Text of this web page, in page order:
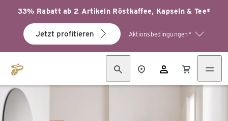
33% Rabatt ab 2 Artikeln Röstkaffee, Kapseln & Tee*
Jetzt profitieren Aktionsbedingungen*